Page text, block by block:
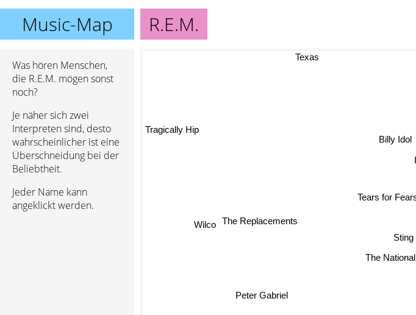
Music-Map R.E.M.
Was hören Menschen,
die R.E.M. mögen sonst
noch?
Je näher sich zwei
Interpreten sind, desto
wahrscheinlicher ist eine
Überschneidung bei der
Beliebtheit.
Jeder Name kann
angeklickt werden.
Sting
Billy Idol
The National
The Replacements
Texas
Wilco
Tragically Hip
Tears for Fears
Peter Gabriel